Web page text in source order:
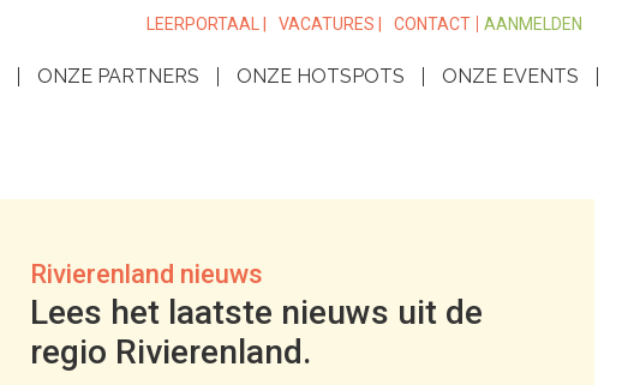
LEERPORTAAL | VACATURES | CONTACT AANMELDEN
ONZE PARTNERS ONZE HOTSPOTS ONZE EVENTS
Rivierenland nieuws
Lees het laatste nieuws uit de
regio Rivierenland.